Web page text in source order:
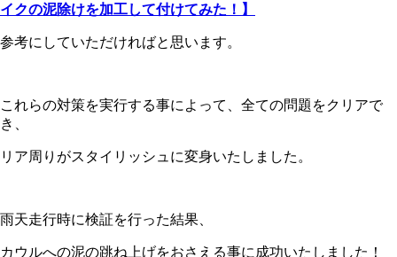
イクの泥除けを加工して付けてみた！】
参考にしていただければと思います。
これらの対策を実行する事によって、全ての問題をクリアで
き、
リア周りがスタイリッシュに変身いたしました。
雨天走行時に検証を行った結果、
カウルへの泥の跳ね上げをおさえる事に成功いたしました！